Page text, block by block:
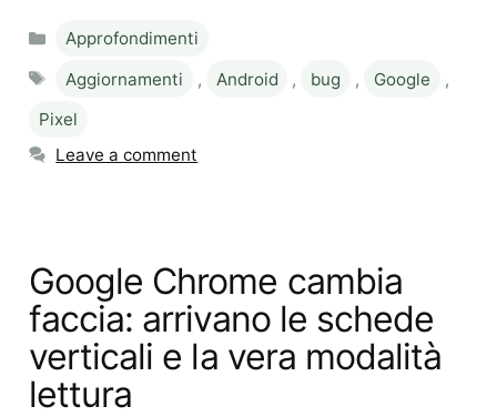
Categories
Approfondimenti
Tags
Aggiornamenti , Android , bug , Google
,
Pixel
Leave a comment
Google Chrome cambia
faccia: arrivano le schede
verticali e la vera modalità
lettura